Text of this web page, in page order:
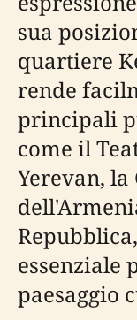
sua
quartiere
rende
principali
come il
Yerevan,
essenziale
paesaggio